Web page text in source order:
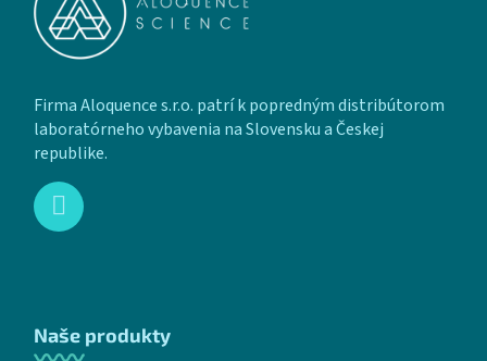
Firma Aloquence s.r.o. patrí k popredným distribútorom
laboratórneho vybavenia na Slovensku a Českej
republike.
Naše produkty